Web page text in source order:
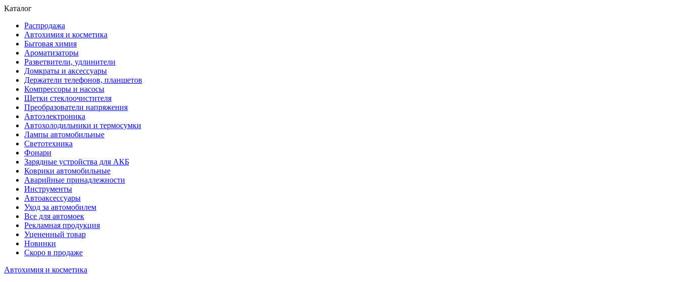
Каталог
Распродажа
Автохимия и косметика
Бытовая химия
Ароматизаторы
Разветвители, удлинители
Домкраты и аксессуары
Держатели телефонов, планшетов
Компрессоры и насосы
Щетки стеклоочистителя
Преобразователи напряжения
Автоэлектроника
Автохолодильники и термосумки
Лампы автомобильные
Светотехника
Фонари
Зарядные устройства для АКБ
Коврики автомобильные
Аварийные принадлежности
Инструменты
Автоаксессуары
Уход за автомобилем
Все для автомоек
Рекламная продукция
Уцененный товар
Новинки
Скоро в продаже
Автохимия и косметика